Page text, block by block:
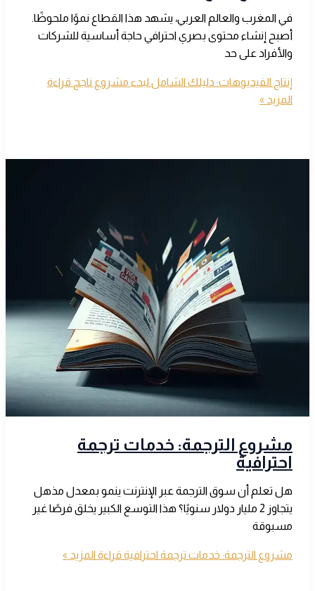
في المغرب والعالم العربي، يشهد هذا القطاع نموًا ملحوظًا.
أصبح إنشاء محتوى بصري احترافي حاجة أساسية للشركات
والأفراد على حد
إنتاج الفيديوهات: دليلك الشامل لبدء مشروع ناجح قراءة
المزيد »
مشروع الترجمة: خدمات ترجمة
احترافية
هل تعلم أن سوق الترجمة عبر الإنترنت ينمو بمعدل مذهل
يتجاوز 2 مليار دولار سنويًا؟ هذا التوسع الكبير يخلق فرصًا غير
مسبوقة
مشروع الترجمة: خدمات ترجمة احترافية قراءة المزيد »